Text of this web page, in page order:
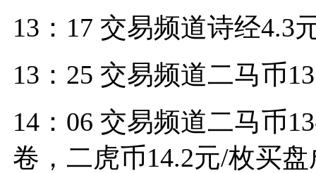
13：17 交易频道诗经4.3
13：25 交易频道二马币
14：06 交易频道二马币
卷，二虎币14.2元/枚买